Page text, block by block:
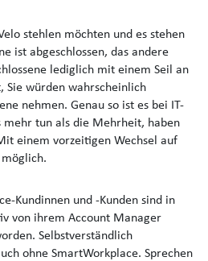
stehlen möchten und es stehen
ist abgeschlossen, das andere
lediglich mit einem Seil an
Sie würden wahrscheinlich
nehmen. Genau so ist es bei IT-
mehr tun als die Mehrheit, haben
einem vorzeitigen Wechsel auf
Kundinnen und -Kunden sind in
von ihrem Account Manager
Selbstverständlich
ohne SmartWorkplace. Sprechen